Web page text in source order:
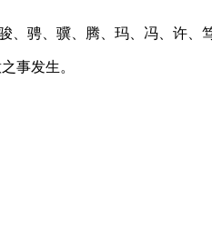
、骋、骥、腾、玛、冯、许、
事发生。